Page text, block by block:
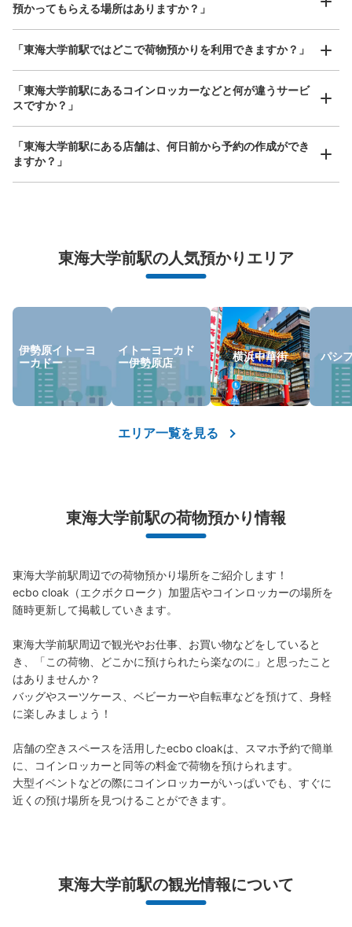
ICカード
荷物の破損、盗難等万が一に備えた保証も完備で安心
預かってもらえる場所はありますか？」
「東海大学前駅ではどこで荷物預かりを利用できますか？」
「東海大学前駅にあるコインロッカーなどと何が違うサービ
スですか？」
「東海大学前駅にある店舗は、何日前から予約の作成ができ
ますか？」
東海大学前駅の人気預かりエリア
伊勢原イトーヨ
ーカドー
イトーヨーカド
ー伊勢原店
横浜中華街 パシ
エリア一覧を見る
東海大学前駅の荷物預かり情報
東海大学前駅周辺での荷物預かり場所をご紹介します！
ecbo cloak（エクボクローク）加盟店やコインロッカーの場所を
随時更新して掲載していきます。
東海大学前駅周辺で観光やお仕事、お買い物などをしていると
き、「この荷物、どこかに預けられたら楽なのに」と思ったこと
はありませんか？
バッグやスーツケース、ベビーカーや自転車などを預けて、身軽
に楽しみましょう！
店舗の空きスペースを活用したecbo cloakは、スマホ予約で簡単
に、コインロッカーと同等の料金で荷物を預けられます。
大型イベントなどの際にコインロッカーがいっぱいでも、すぐに
近くの預け場所を見つけることができます。
東海大学前駅の観光情報について